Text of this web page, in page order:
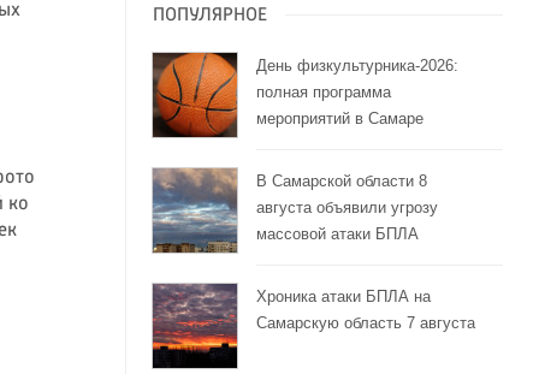
ко
ПОПУЛЯРНОЕ
День физкультурника-2026:
полная программа
мероприятий в Самаре
В Самарской области 8
августа объявили угрозу
массовой атаки БПЛА
Хроника атаки БПЛА на
Самарскую область 7 августа